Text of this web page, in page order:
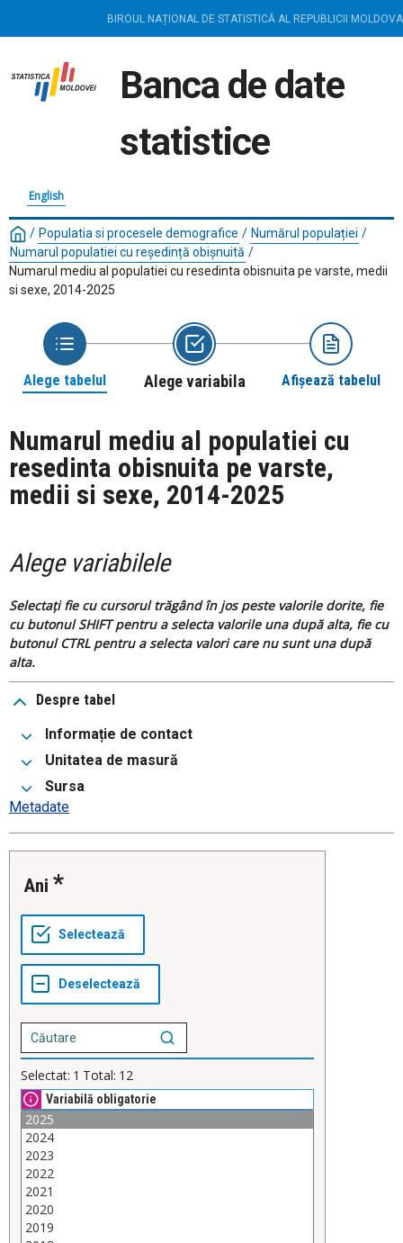
BIROUL NAȚIONAL DE STATISTICĂ AL REPUBLICII MOLDOVA
Banca de date
statistice
English
/ Populatia si procesele demografice / Numărul populației /
Numarul populatiei cu reședință obișnuită /
Numarul mediu al populatiei cu resedinta obisnuita pe varste, medii
si sexe, 2014-2025
Alege tabelul Alege variabila Afișează tabelul
Numarul mediu al populatiei cu
resedinta obisnuita pe varste,
medii si sexe, 2014-2025
Alege variabilele
Selectați fie cu cursorul trăgând în jos peste valorile dorite, fie
cu butonul SHIFT pentru a selecta valorile una după alta, fie cu
butonul CTRL pentru a selecta valori care nu sunt una după
alta.
Despre tabel
Informație de contact
Unitatea de masură
Sursa
Metadate
Ani
Selectat: 1 Total: 12
Variabilă obligatorie